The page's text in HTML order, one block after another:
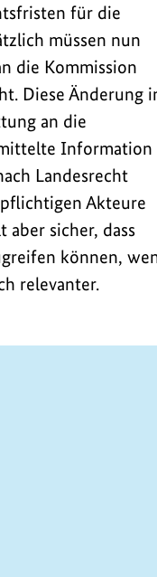
für die
müssen nun
die Kommission
Diese Änderung
an die
Information
Landesrecht
Akteure
sicher, dass
können,
relevanter.